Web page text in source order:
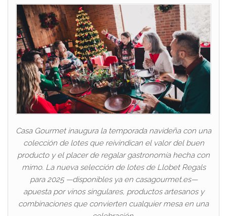
Casa Gourmet inaugura la temporada navideña con una
colección de lotes que reivindican el valor del buen
producto y el placer de regalar gastronomía hecha con
mimo. La nueva selección de lotes de Llobet Regals
para 2025 —disponibles ya en casagourmet.es—
apuesta por vinos singulares, productos artesanos y
combinaciones que convierten cualquier mesa en una